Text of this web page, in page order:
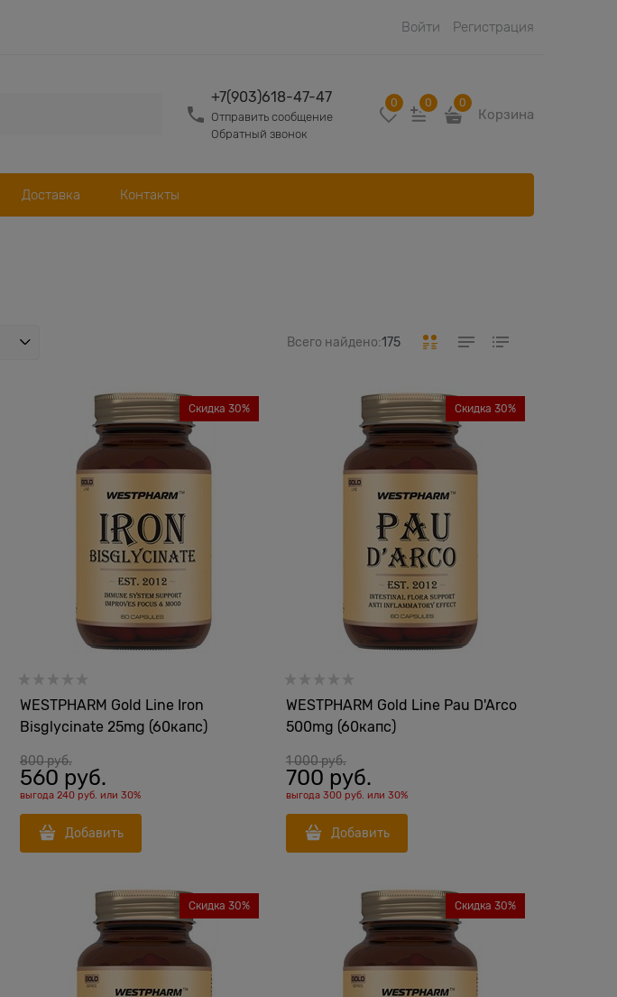
Войти Регистрация
+7(903)618-47-47
Отправить сообщение
Обратный звонок
0 0 0
Корзина
Доставка Контакты
Всего найдено:175
WESTPHARM Gold Line Iron
Bisglycinate 25mg (60капс)
Скидка 30%
800 руб.
560 руб.
выгода 240 руб. или 30%
Добавить
WESTPHARM Gold Line Pau D'Arco
500mg (60капс)
Скидка 30%
1 000 руб.
700 руб.
выгода 300 руб. или 30%
Добавить
Скидка 30% Скидка 30%